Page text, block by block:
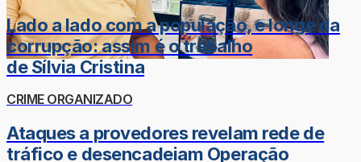
Lado a lado com a população, e longe da
corrupção: assim é o trabalho
de Sílvia Cristina
CRIME ORGANIZADO
Ataques a provedores revelam rede de
tráfico e desencadeiam Operação